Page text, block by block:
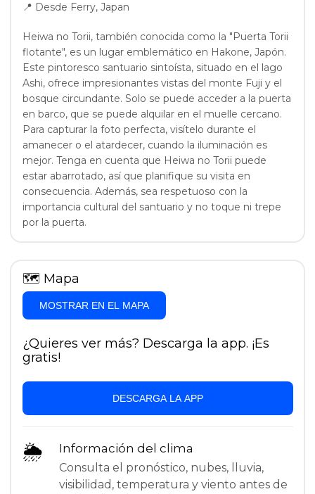
📍 Desde Ferry, Japan
Heiwa no Torii, también conocida como la "Puerta Torii
flotante", es un lugar emblemático en Hakone, Japón.
Este pintoresco santuario sintoísta, situado en el lago
Ashi, ofrece impresionantes vistas del monte Fuji y el
bosque circundante. Solo se puede acceder a la puerta
en barco, que se puede alquilar en el muelle cercano.
Para capturar la foto perfecta, visítelo durante el
amanecer o el atardecer, cuando la iluminación es
mejor. Tenga en cuenta que Heiwa no Torii puede
estar abarrotado, así que planifique su visita en
consecuencia. Además, sea respetuoso con la
importancia cultural del santuario y no toque ni trepe
por la puerta.
🗺 Mapa
MOSTRAR EN EL MAPA
¿Quieres ver más? Descarga la app. ¡Es
gratis!
DESCARGA LA APP
🌦 Información del clima
Consulta el pronóstico, nubes, lluvia,
visibilidad, temperatura y viento antes de